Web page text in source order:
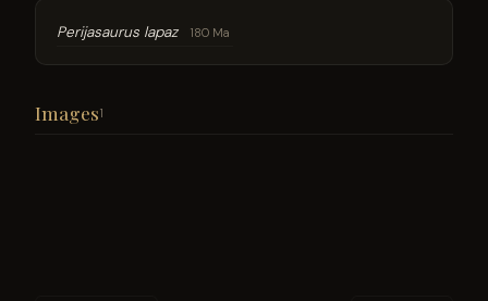
Perijasaurus lapaz 180 Ma
Images1